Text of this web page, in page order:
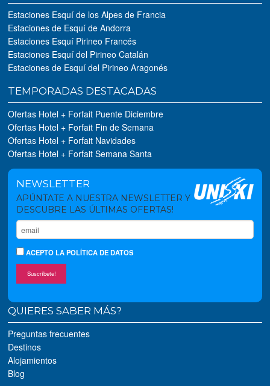
Estaciones Esquí de los Alpes de Francia
Estaciones de Esquí de Andorra
Estaciones Esquí Pirineo Francés
Estaciones Esquí del Pirineo Catalán
Estaciones de Esquí del Pirineo Aragonés
TEMPORADAS DESTACADAS
Ofertas Hotel + Forfait Puente Diciembre
Ofertas Hotel + Forfait Fin de Semana
Ofertas Hotel + Forfait Navidades
Ofertas Hotel + Forfait Semana Santa
NEWSLETTER
APÚNTATE A NUESTRA NEWSLETTER Y
DESCUBRE LAS ÚLTIMAS OFERTAS!
ACEPTOLA POLÍTICA DE DATOS
Suscríbete!
QUIERES SABER MÁS?
Preguntas frecuentes
Destinos
Alojamientos
Blog